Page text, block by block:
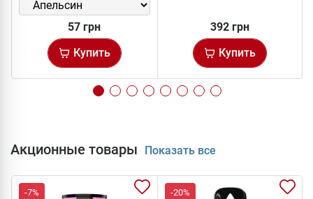
57 грн
Купить
392 грн
Купить
Акционные товары Показать все
-7% -20%